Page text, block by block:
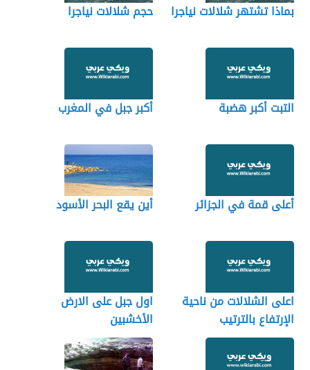
بماذا تشتهر شلالات نياجرا حجم شلالات نياجرا
التبت أكبر هضبة أكبر جبل في المغرب
أعلى قمة في الجزائر أين يقع البحر الأسود
اعلى الشلالات من ناحية
الإرتفاع بالترتيب
اول جبل على الارض
الأخشبين